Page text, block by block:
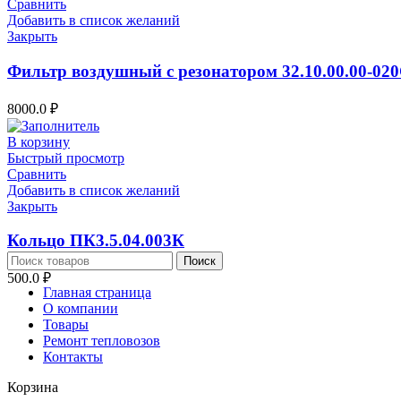
Сравнить
Добавить в список желаний
Закрыть
Фильтр воздушный с резонатором 32.10.00.00-
8000.0 ₽
В корзину
Быстрый просмотр
Сравнить
Добавить в список желаний
Закрыть
Кольцо ПК3.5.04.003К
500.0 ₽
Поиск
Главная страница
О компании
Товары
Ремонт тепловозов
Контакты
Корзина